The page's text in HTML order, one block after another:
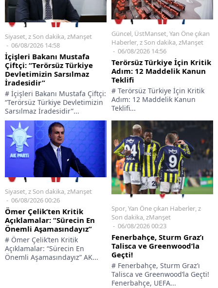
Siyaset z Son dakika zManşet
06/08/2026 14:58
İçişleri Bakanı Mustafa
Çiftçi: “Terörsüz Türkiye
Devletimizin Sarsılmaz
İradesidir”
# İçişleri Bakanı Mustafa Çiftçi:
“Terörsüz Türkiye Devletimizin
Sarsılmaz İradesidir”...
Güncel ÜstManset Yan Öne çıkan
Haberler z Son dakika zManşet
06/08/2026 14:56
Terörsüz Türkiye İçin Kritik
Adım: 12 Maddelik Kanun
Teklifi
# Terörsüz Türkiye İçin Kritik
Adım: 12 Maddelik Kanun
Teklifi...
Siyaset,z Son dakika,zManşet
06/08/2026 00:26
Ömer Çelik’ten Kritik
Açıklamalar: “Sürecin En
Önemli Aşamasındayız”
# Ömer Çelik’ten Kritik
Açıklamalar: “Sürecin En
Önemli Aşamasındayız” AK...
Spor Yan Öne çıkan Haberler z
Son dakika zManşet
06/08/2026 00:23
Fenerbahçe, Sturm Graz’ı
Talisca ve Greenwood’la
Geçti!
# Fenerbahçe, Sturm Graz’ı
Talisca ve Greenwood’la Geçti!
Fenerbahçe, UEFA...